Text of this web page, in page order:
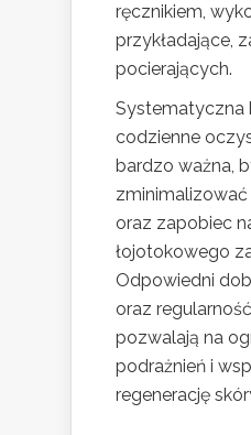
ręcznikiem,
przykładające,
pocierających.
Systematyczna
codzienne
bardzo ważna,
oraz zapobiec
łojotokowego
Odpowiedni
oraz
pozwalają na
podrażnień i
regenerację